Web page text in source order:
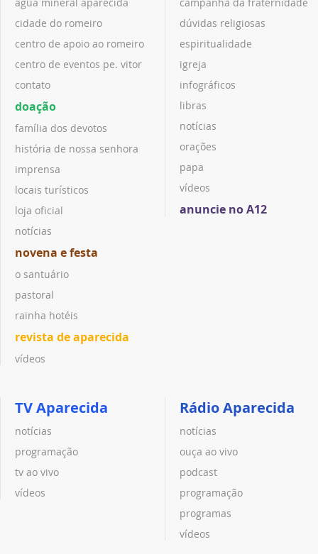
cidade do romeiro
centro de apoio ao romeiro
centro de eventos pe. vitor
contato
doação
família dos devotos
história de nossa senhora
imprensa
locais turísticos
loja oficial
notícias
novena e festa
o santuário
pastoral
rainha hotéis
revista de aparecida
vídeos
dúvidas religiosas
espiritualidade
igreja
infográficos
libras
notícias
orações
papa
vídeos
anuncie no A12
TV Aparecida
notícias
programação
tv ao vivo
vídeos
Rádio Aparecida
notícias
ouça ao vivo
podcast
programação
programas
vídeos